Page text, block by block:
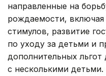
направленные на
рождаемости,
стимулов, развитие
по уходу за детьми и
дополнительных льгот
с несколькими детьми.